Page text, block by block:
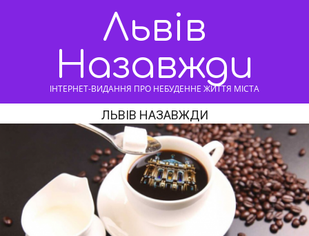
Львів
Назавжди
ІНТЕРНЕТ-ВИДАННЯ ПРО НЕБУДЕННЕ ЖИТТЯ МІСТА
ЛЬВІВ НАЗАВЖДИ